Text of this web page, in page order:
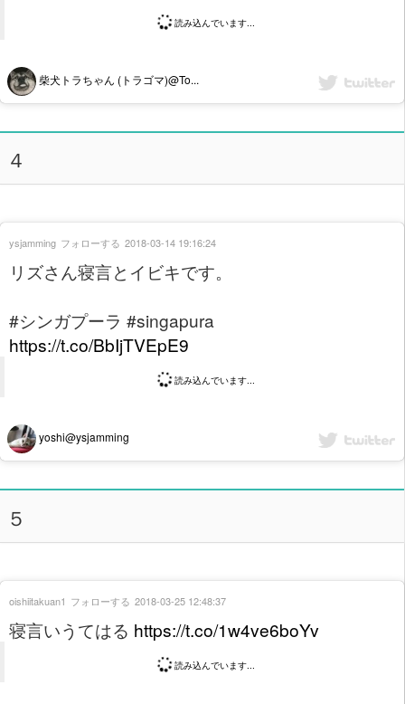
読み込んでいます...
柴犬トラちゃん (トラゴマ)@To...
４
リズさん寝言とイビキです。
#シンガプーラ #singapura
https://t.co/BbIjTVEpE9
読み込んでいます...
yoshi@ysjamming
ysjamming フォローする 2018-03-14 19:16:24
５
寝言いうてはる https://t.co/1w4ve6boYv
読み込んでいます...
oishiitakuan1 フォローする 2018-03-25 12:48:37